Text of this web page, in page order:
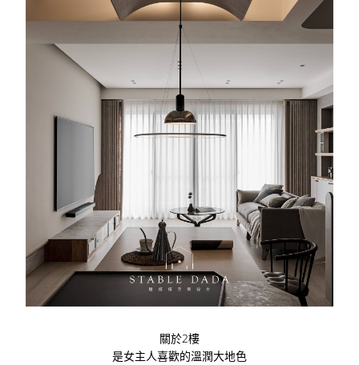
關於2樓
是女主人喜歡的溫潤大地色